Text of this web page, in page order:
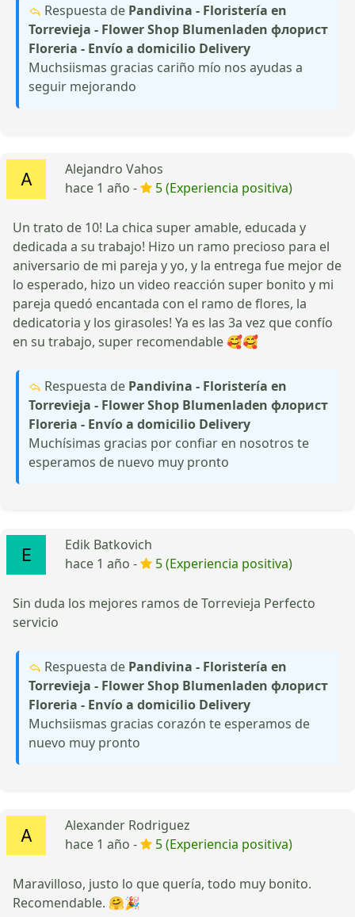
Respuesta de Pandivina - Floristería en
Torrevieja - Flower Shop Blumenladen флорист
Floreria - Envío a domicilio Delivery
Muchsiismas gracias cariño mío nos ayudas a
seguir mejorando
Alejandro Vahos
hace 1 año -
5 (Experiencia positiva)
Un trato de 10! La chica super amable, educada y
dedicada a su trabajo! Hizo un ramo precioso para el
aniversario de mi pareja y yo, y la entrega fue mejor de
lo esperado, hizo un video reacción super bonito y mi
pareja quedó encantada con el ramo de flores, la
dedicatoria y los girasoles! Ya es las 3a vez que confío
en su trabajo, super recomendable 🥰🥰
Respuesta de Pandivina - Floristería en
Torrevieja - Flower Shop Blumenladen флорист
Floreria - Envío a domicilio Delivery
Muchísimas gracias por confiar en nosotros te
esperamos de nuevo muy pronto
Edik Batkovich
hace 1 año -
5 (Experiencia positiva)
Sin duda los mejores ramos de Torrevieja Perfecto
servicio
Respuesta de Pandivina - Floristería en
Torrevieja - Flower Shop Blumenladen флорист
Floreria - Envío a domicilio Delivery
Muchsiismas gracias corazón te esperamos de
nuevo muy pronto
Alexander Rodriguez
hace 1 año -
5 (Experiencia positiva)
Maravilloso, justo lo que quería, todo muy bonito.
Recomendable. 🤗🎉